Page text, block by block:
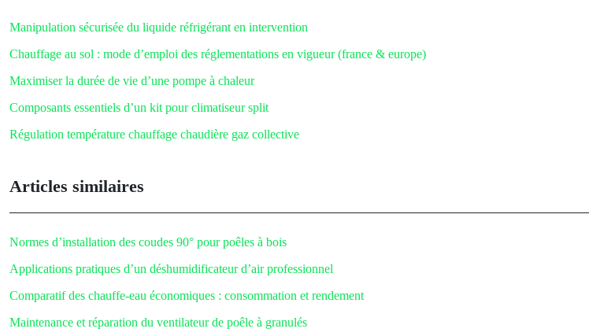
Manipulation sécurisée du liquide réfrigérant en intervention
Chauffage au sol : mode d’emploi des réglementations en vigueur (france & europe)
Maximiser la durée de vie d’une pompe à chaleur
Composants essentiels d’un kit pour climatiseur split
Régulation température chauffage chaudière gaz collective
Articles similaires
Normes d’installation des coudes 90° pour poêles à bois
Applications pratiques d’un déshumidificateur d’air professionnel
Comparatif des chauffe-eau économiques : consommation et rendement
Maintenance et réparation du ventilateur de poêle à granulés